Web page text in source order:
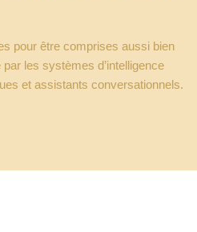
pour être comprises aussi bien
les systèmes d’intelligence
et assistants conversationnels.